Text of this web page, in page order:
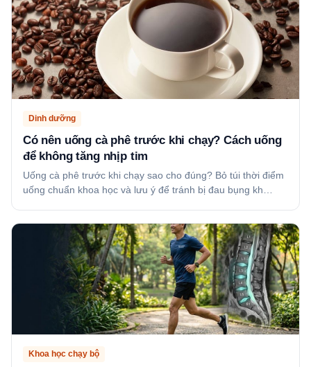
Dinh dưỡng
Có nên uống cà phê trước khi chạy? Cách uống
để không tăng nhịp tim
Uống cà phê trước khi chạy sao cho đúng? Bỏ túi thời điểm
uống chuẩn khoa học và lưu ý để tránh bị đau bụng kh…
Khoa học chạy bộ